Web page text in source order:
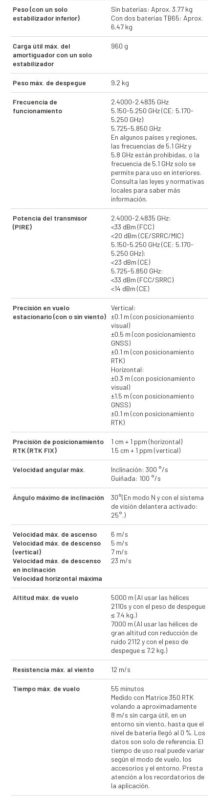
Peso (con un solo
estabilizador inferior)
Sin baterías: Aprox. 3.77 kg
Con dos baterías TB65: Aprox.
6.47 kg
Carga útil máx. del
amortiguador con un solo
estabilizador
960 g
Peso máx. de despegue 9.2 kg
Frecuencia de
funcionamiento
2.4000-2.4835 GHz
5.150-5.250 GHz (CE: 5.170-
5.250 GHz)
5.725-5.850 GHz
En algunos países y regiones,
las frecuencias de 5.1 GHz y
5.8 GHz están prohibidas, o la
frecuencia de 5.1 GHz solo se
permite para uso en interiores.
Consulta las leyes y normativas
locales para saber más
información.
Potencia del transmisor
(PIRE)
2.4000-2.4835 GHz:
<33 dBm (FCC)
<20 dBm (CE/SRRC/MIC)
5.150-5.250 GHz (CE: 5.170-
5.250 GHz):
<23 dBm (CE)
5.725-5.850 GHz:
<33 dBm (FCC/SRRC)
<14 dBm (CE)
Precisión en vuelo
estacionario (con o sin viento)
Vertical:
±0.1 m (con posicionamiento
visual)
±0.5 m (con posicionamiento
GNSS)
±0.1 m (con posicionamiento
RTK)
Horizontal:
±0.3 m (con posicionamiento
visual)
±1.5 m (con posicionamiento
GNSS)
±0.1 m (con posicionamiento
RTK)
Precisión de posicionamiento
RTK (RTK FIX)
1 cm + 1 ppm (horizontal)
1.5 cm + 1 ppm (vertical)
Velocidad angular máx.
Inclinación: 300 °/s
Guiñada: 100 °/s
Ángulo máximo de inclinación
30°(En modo N y con el sistema
de visión delantera activado:
25°.)
Velocidad máx. de ascenso
Velocidad máx. de descenso
(vertical)
Velocidad máx. de descenso
en inclinación
Velocidad horizontal máxima
6 m/s
5 m/s
7 m/s
23 m/s
Altitud máx. de vuelo
5000 m (Al usar las hélices
2110s y con el peso de despegue
≤ 7.4 kg.)
7000 m (Al usar las hélices de
gran altitud con reducción de
ruido 2112 y con el peso de
despegue ≤ 7.2 kg.)
Resistencia máx. al viento 12 m/s
Tiempo máx. de vuelo
55 minutos
Medido con Matrice 350 RTK
volando a aproximadamente
8 m/s sin carga útil, en un
entorno sin viento, hasta que el
nivel de batería llegó al 0 %. Los
datos son solo de referencia. El
tiempo de uso real puede variar
según el modo de vuelo, los
accesorios y el entorno. Presta
atención a los recordatorios de
la aplicación.